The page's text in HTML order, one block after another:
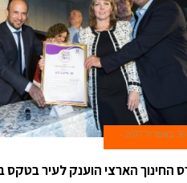
30 באפריל 2017
החינוך הארצי הוענק לעיר